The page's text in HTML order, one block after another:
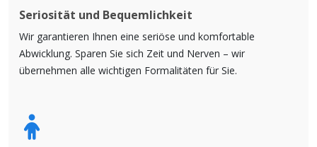
Seriosität und Bequemlichkeit
Wir garantieren Ihnen eine seriöse und komfortable
Abwicklung. Sparen Sie sich Zeit und Nerven – wir
übernehmen alle wichtigen Formalitäten für Sie.